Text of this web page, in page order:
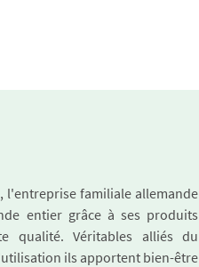
l'entreprise familiale allemande
entier grâce à ses produits
qualité. Véritables alliés du
ils apportent bien-être